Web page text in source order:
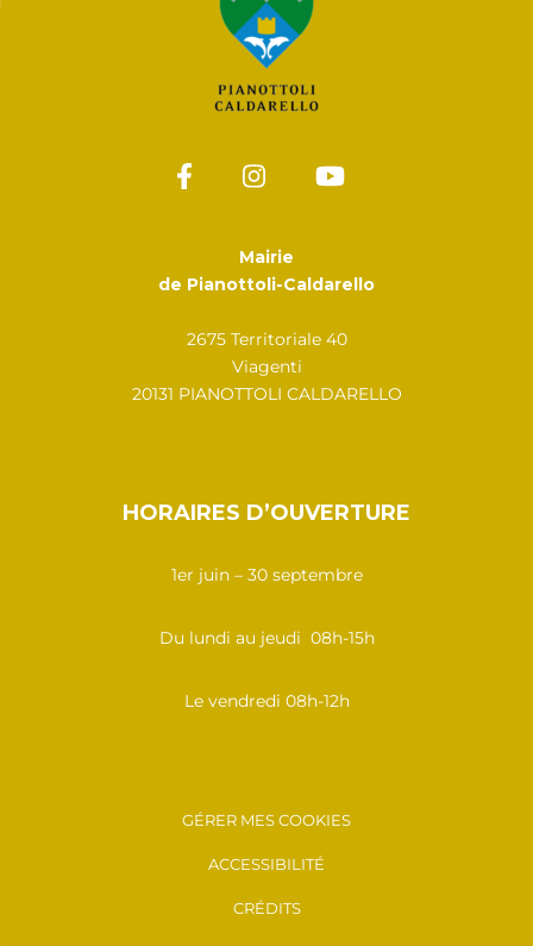
Mairie
de Pianottoli-Caldarello
2675 Territoriale 40
Viagenti
20131 PIANOTTOLI CALDARELLO
HORAIRES D’OUVERTURE
1er juin – 30 septembre
Du lundi au jeudi 08h-15h
Le vendredi 08h-12h
GÉRER MES COOKIES
ACCESSIBILITÉ
CRÉDITS